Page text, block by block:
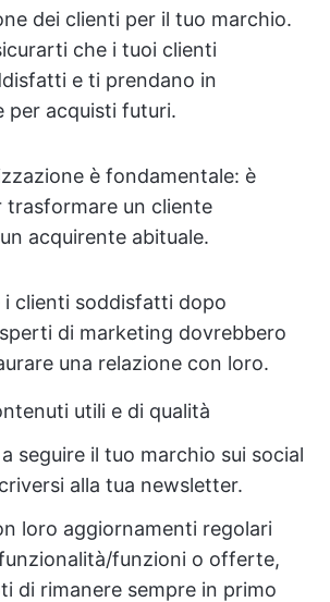
dei clienti per il tuo marchio.
che i tuoi clienti
e ti prendano in
per acquisti futuri.
è fondamentale: è
trasformare un cliente
acquirente abituale.
i clienti soddisfatti dopo
di marketing dovrebbero
una relazione con loro.
utili e di qualità
seguire il tuo marchio sui social
alla tua newsletter.
loro aggiornamenti regolari
funzioni o offerte,
di rimanere sempre in primo